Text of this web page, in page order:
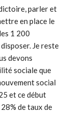
parler et
en place le
1 200
Je reste
devons
sociale que
social
et ce début
de taux de